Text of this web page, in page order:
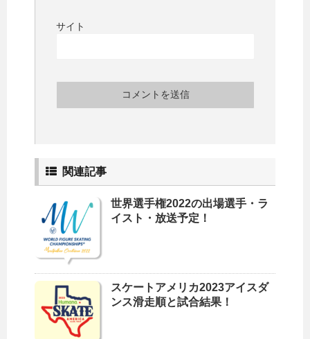
サイト
関連記事
世界選手権2022の出場選手・ラ
イスト・放送予定！
スケートアメリカ2023アイスダ
ンス滑走順と試合結果！